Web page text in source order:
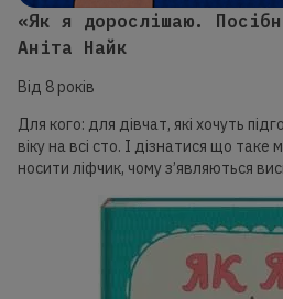
«Як я дорослішаю.
Аніта Найк
Від 8 років
Для кого: для дівчат, які хочуть
віку на всі сто. І дізнатися що таке
носити ліфчик, чому з’являються